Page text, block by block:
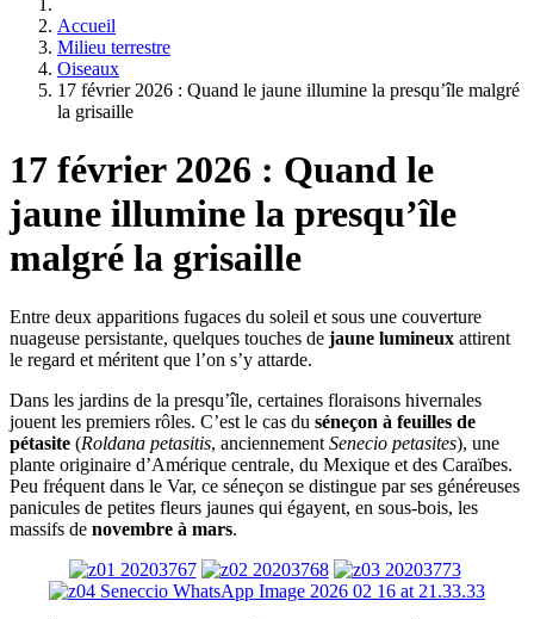
Accueil
Milieu terrestre
Oiseaux
17 février 2026 : Quand le jaune illumine la presqu’île malgré
la grisaille
17 février 2026 : Quand le
jaune illumine la presqu’île
malgré la grisaille
Entre deux apparitions fugaces du soleil et sous une couverture
nuageuse persistante, quelques touches de jaune lumineux attirent
le regard et méritent que l’on s’y attarde.
Dans les jardins de la presqu’île, certaines floraisons hivernales
jouent les premiers rôles. C’est le cas du séneçon à feuilles de
pétasite (Roldana petasitis, anciennement Senecio petasites), une
plante originaire d’Amérique centrale, du Mexique et des Caraïbes.
Peu fréquent dans le Var, ce séneçon se distingue par ses généreuses
panicules de petites fleurs jaunes qui égayent, en sous-bois, les
massifs de novembre à mars.